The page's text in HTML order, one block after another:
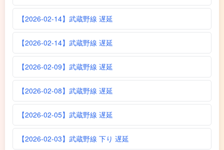
【2026-02-14】武蔵野線 遅延
【2026-02-14】武蔵野線 遅延
【2026-02-09】武蔵野線 遅延
【2026-02-08】武蔵野線 遅延
【2026-02-05】武蔵野線 遅延
【2026-02-03】武蔵野線 下り 遅延